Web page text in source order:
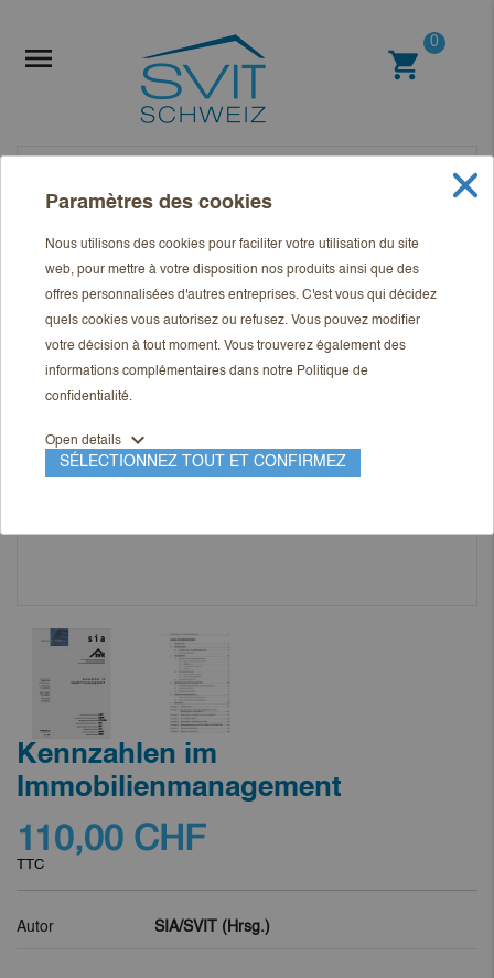
 shopping_cart
0
Kennzahlen im
Immobilienmanagement
110,00 CHF
TTC
Autor SIA/SVIT (Hrsg.)
Paramètres des cookies
Nous utilisons des cookies pour faciliter votre utilisation du site
web, pour mettre à votre disposition nos produits ainsi que des
offres personnalisées d'autres entreprises. C'est vous qui décidez
quels cookies vous autorisez ou refusez. Vous pouvez modifier
votre décision à tout moment. Vous trouverez également des
informations complémentaires dans notre Politique de
confidentialité.
Open details expand_more
SÉLECTIONNEZ TOUT ET CONFIRMEZ